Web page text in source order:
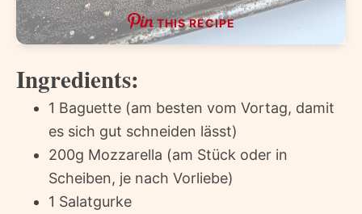
THIS RECIPE
Ingredients:
1 Baguette (am besten vom Vortag, damit
es sich gut schneiden lässt)
200g Mozzarella (am Stück oder in
Scheiben, je nach Vorliebe)
1 Salatgurke